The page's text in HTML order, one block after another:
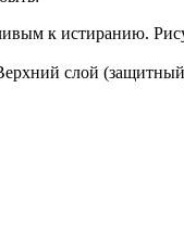
к истиранию.
слой (защитный)